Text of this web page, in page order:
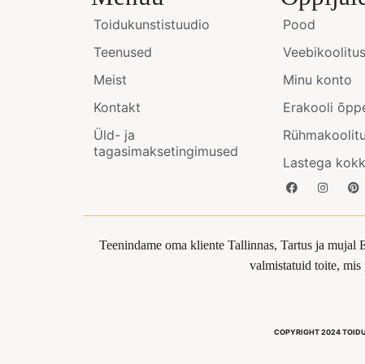
Toidukunstistuudio
Teenused
Meist
Kontakt
Üld- ja
tagasimaksetingimused
Pood
Minu konto
Erakooli
Lastega
Teenindame oma kliente Tallinnas, Tartus ja mujal
valmistatuid toite, mis
COPYRIGHT 2024